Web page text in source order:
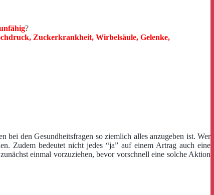
?
Zuckerkrankheit, Wirbelsäule, Gelenke,
den Gesundheitsfragen so ziemlich alles anzugeben ist. Wer
Zudem bedeutet nicht jedes “ja” auf einem Artrag auch eine
einmal vorzuziehen, bevor vorschnell eine solche Aktion